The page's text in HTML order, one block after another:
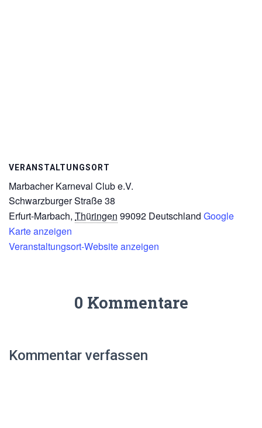
VERANSTALTUNGSORT
Marbacher Karneval Club e.V.
Schwarzburger Straße 38
Erfurt-Marbach, Thüringen 99092 Deutschland Google
Karte anzeigen
Veranstaltungsort-Website anzeigen
0 Kommentare
Kommentar verfassen